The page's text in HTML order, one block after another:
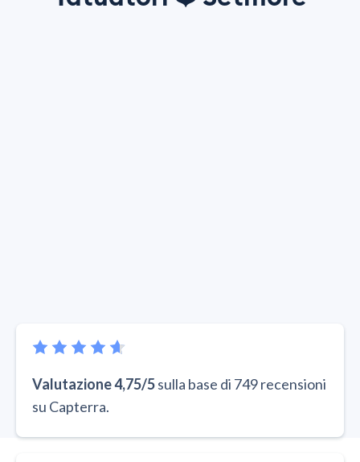
Valutazione 4,75/5sulla base di 749 recensioni
su Capterra.